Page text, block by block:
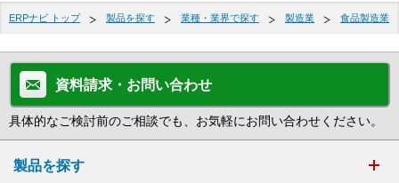
ERPナビ トップ 製品を探す 業種・業界で探す 製造業 食品製造業
資料請求・お問い合わせ
具体的なご検討前のご相談でも、お気軽にお問い合わせください。
製品を探す